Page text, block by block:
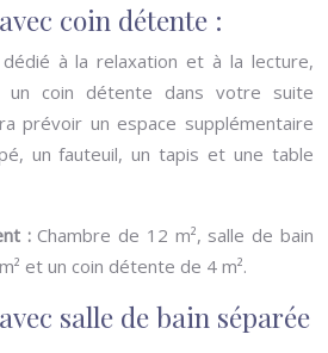
coin détente :
à la relaxation et à la lecture,
un coin détente dans votre suite
prévoir un espace supplémentaire
un fauteuil, un tapis et une table
: Chambre de 12 m², salle de bain
et un coin détente de 4 m².
salle de bain séparée